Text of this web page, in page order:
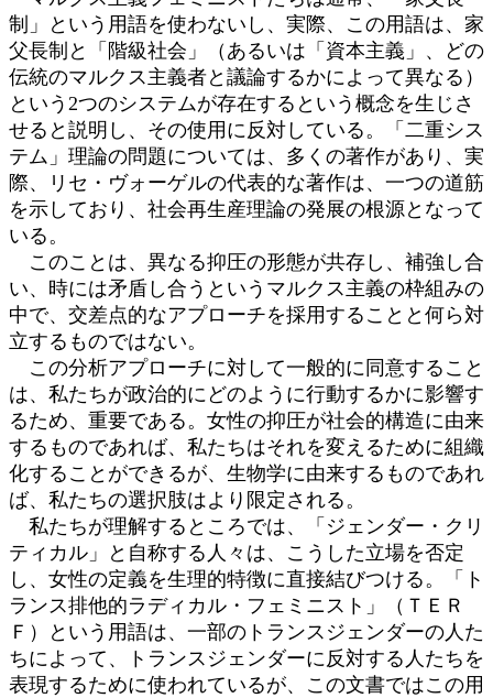
制」という用語を使わないし、実際、この用語は、家
父長制と「階級社会」（あるいは「資本主義」、どの
伝統のマルクス主義者と議論するかによって異なる）
という2つのシステムが存在するという概念を生じさ
せると説明し、その使用に反対している。「二重シス
テム」理論の問題については、多くの著作があり、実
際、リセ・ヴォーゲルの代表的な著作は、一つの道筋
を示しており、社会再生産理論の発展の根源となって
いる。
このことは、異なる抑圧の形態が共存し、補強し合
い、時には矛盾し合うというマルクス主義の枠組みの
中で、交差点的なアプローチを採用することと何ら対
立するものではない。
この分析アプローチに対して一般的に同意すること
は、私たちが政治的にどのように行動するかに影響す
るため、重要である。女性の抑圧が社会的構造に由来
するものであれば、私たちはそれを変えるために組織
化することができるが、生物学に由来するものであれ
ば、私たちの選択肢はより限定される。
私たちが理解するところでは、「ジェンダー・クリ
ティカル」と自称する人々は、こうした立場を否定
し、女性の定義を生理的特徴に直接結びつける。「ト
ランス排他的ラディカル・フェミニスト」（ＴＥＲ
Ｆ）という用語は、一部のトランスジェンダーの人た
ちによって、トランスジェンダーに反対する人たちを
表現するために使われているが、この文書ではこの用